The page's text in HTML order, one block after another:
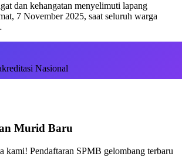
dan kehangatan menyelimuti lapang
7 November 2025, saat seluruh warga
Nasional
Murid Baru
kami! Pendaftaran SPMB gelombang terbaru